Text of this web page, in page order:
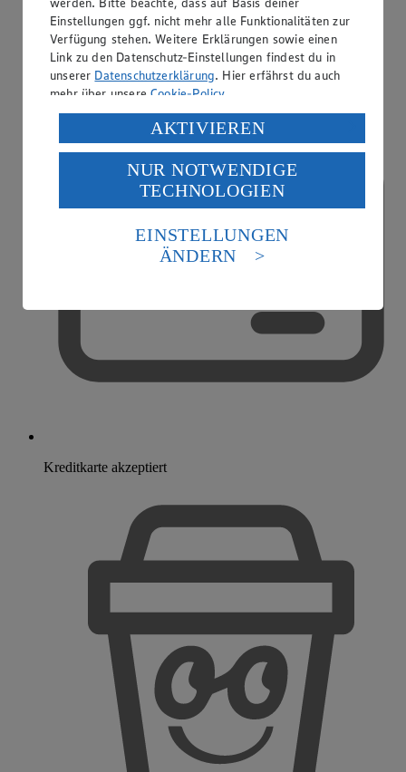
EDEKA smart
Kreditkarte akzeptiert
Einstellungen ggf. nicht mehr alle Funktionalitäten zur
Verfügung stehen. Weitere Erklärungen sowie einen
Link zu den Datenschutz-Einstellungen findest du in
unserer Datenschutzerklärung. Hier erfährst du auch
mehr über unsereCookie-Policy.
Verarbeitung deiner personenbezogenen Daten in den
USA durch Facebook und YouTube:
Wenn du auf „Aktivieren“ klickst, willigst du im Sinne
des Art. 49 Abs. 1 Satz 1 lit. a) DSGVO ein, dass deine
Daten in den USA verarbeitet werden. Der EuGH sieht
die USA als Land mit einem nach europäischen
Standards nicht angemessenen Datenschutzniveau an.
Es besteht das Risiko eines Zugriffs durch US-
Informationen zum Herausgeber der Seite findest du
AKTIVIEREN
NUR NOTWENDIGE
TECHNOLOGIEN
EINSTELLUNGEN
ÄNDERN